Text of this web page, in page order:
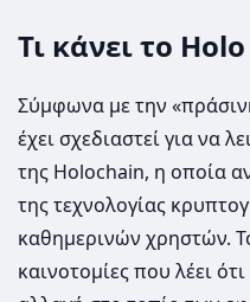
Τι κάνει το
Σύμφωνα με την
έχει σχεδιαστεί για να
της Holochain, η οποία
της τεχνολογίας
καθημερινών χρηστών.
καινοτομίες που λέει